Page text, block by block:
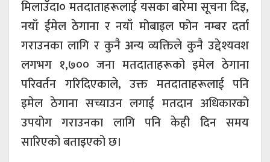
मिलाउँदा० मतदाताहरूलाई यसका बारेमा सूचना दिइ,
नयाँ ईमेल ठेगाना र नयाँ मोबाइल फोन नम्बर दर्ता
गराउनका लागि र कुनै अन्य व्यक्तिले कुनै उद्देश्यवश
लगभग १,७०० जना मतदाताहरूको इमेल ठेगाना
परिवर्तन गरिदिएकाले, उक्त मतदाताहरूलाई पनि
इमेल ठेगाना सच्याउन लगाई मतदान अधिकारको
उपयोग गराउनका लागि पनि केही दिन समय
सारिएको बताइएको छ।